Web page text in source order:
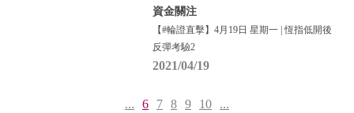
資金關注
【#輪證直擊】4月19日 星期一 | 恆指低開後
反彈考驗2
2021/04/19
... 6 7 8 9 10 ...